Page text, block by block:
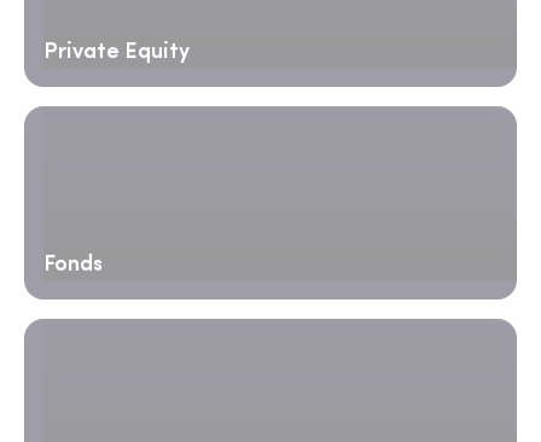
Private Equity
Fonds